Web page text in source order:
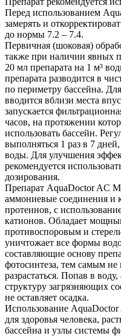
Перед использованием
замерять и
до нормы 7.2 – 7.4.
Первичная (шоковая)
также при наличии явных
20 мл препарата на 1 м³
препарата разводится в
по периметру бассейна.
вводится вблизи места
запускается
часов, на протяжении
использовать бассейн.
выполняться 1 раз в 7
воды. Для улучшения
рекомендуется
дозирования.
Препарат AquaDoctor AC
аммониевые соединения и
протеинов, с
катионов. Обладает
противоспоровым и
уничтожает все формы
составляющие основу
фотосинтеза, тем самым
разрастаться. Попав в
структуру загрязняющих
не оставляет осадка.
Использование
для здоровья человека,
бассейна и узлы системы